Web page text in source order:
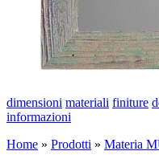
dimensioni materiali finiture
informazioni
Home » Prodotti » Materia